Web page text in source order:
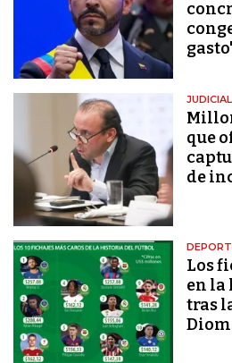
JUDICIAL
que
de
Los
en la
tras